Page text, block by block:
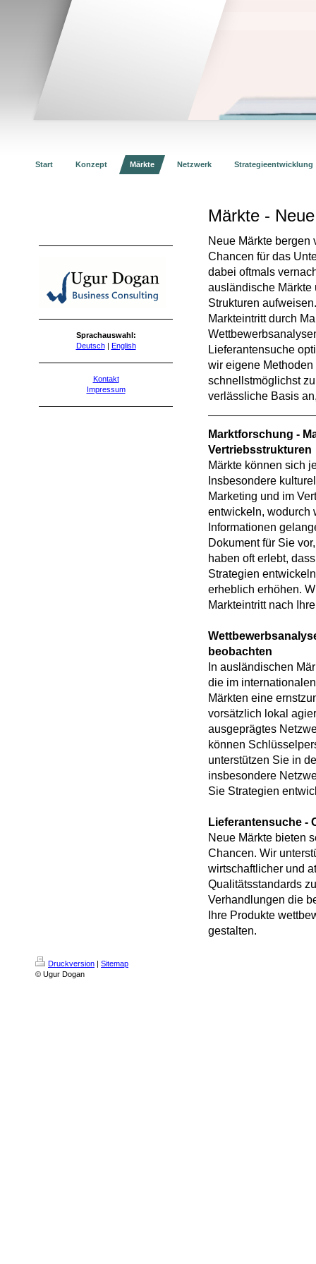
Start Konzept Märkte Netzwerk Strategieentwicklung
Sprachauswahl:
Deutsch| English
Kontakt
Impressum
Märkte -
Neue Märkte bergen
Chancen für das
dabei oftmals
ausländische Märkte
Strukturen
Markteintritt durch
Lieferantensuche
wir eigene
schnellstmöglichst
verlässliche Basis
Marktforschung -
Vertriebsstrukturen
Märkte können sich
Insbesondere
Marketing und im
entwickeln, wodurch
Informationen
Dokument für Sie
haben oft erlebt,
Strategien
erheblich erhöhen.
Markteintritt nach
beobachten
In ausländischen
die im
Märkten eine
vorsätzlich lokal
ausgeprägtes
können
unterstützen Sie in
insbesondere
Sie Strategien
Lieferantensuche -
Neue Märkte bieten
Chancen. Wir
wirtschaftlicher und
Qualitätsstandards
Verhandlungen die
Ihre Produkte
gestalten.
Druckversion | Sitemap
© Ugur Dogan